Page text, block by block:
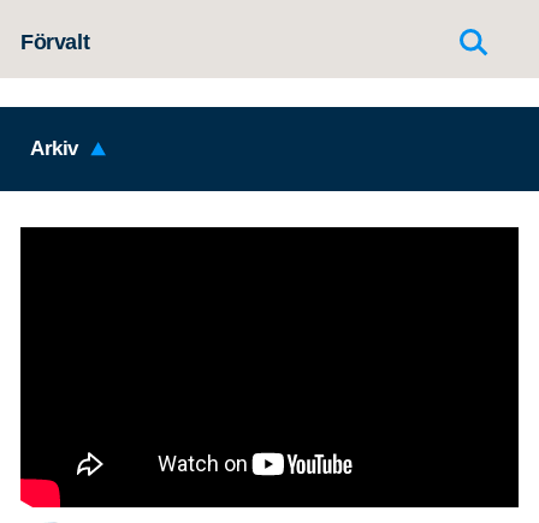
Förvalt
Arkiv